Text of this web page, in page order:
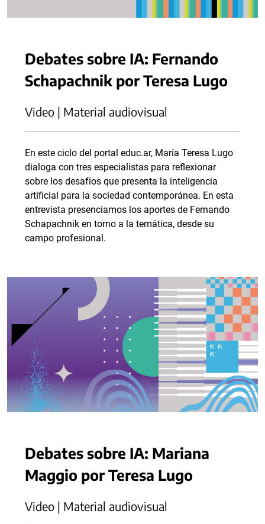
Debates sobre IA: Fernando
Schapachnik por Teresa Lugo
Video | Material audiovisual
En este ciclo del portal educ.ar, María Teresa Lugo
dialoga con tres especialistas para reflexionar
sobre los desafíos que presenta la inteligencia
artificial para la sociedad contemporánea. En esta
entrevista presenciamos los aportes de Fernando
Schapachnik en torno a la temática, desde su
campo profesional.
Debates sobre IA: Mariana
Maggio por Teresa Lugo
Video | Material audiovisual